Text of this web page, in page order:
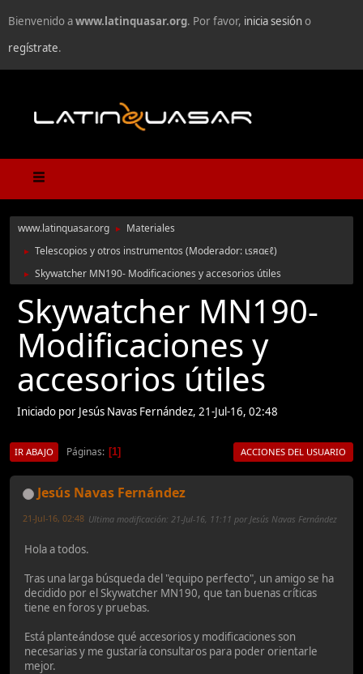
Bienvenido awww.latinquasar.org. Por favor, inicia sesióno
regístrate.
www.latinquasar.org ► Materiales
► Telescopios y otros instrumentos (Moderador: ιѕяαєℓ)
► Skywatcher MN190- Modificaciones y accesorios útiles
Skywatcher MN190-
Modificaciones y
accesorios útiles
Iniciado por Jesús Navas Fernández, 21-Jul-16, 02:48
IR ABAJO Páginas 1 ACCIONES DEL USUARIO
Jesús Navas Fernández
21-Jul-16, 02:48 Ultima modificación: 21-Jul-16, 11:11 por Jesús Navas Fernández
Hola a todos.
Tras una larga búsqueda del "equipo perfecto", un amigo se ha
decidido por el Skywatcher MN190, que tan buenas críticas
tiene en foros y pruebas.
Está planteándose qué accesorios y modificaciones son
necesarias y me gustaría consultaros para poder orientarle
mejor.